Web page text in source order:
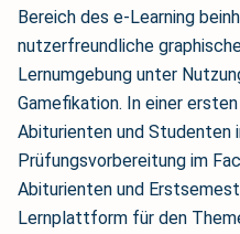
Bereich des e-Learning
nutzerfreundliche
Lernumgebung unter
Gamefikation. In einer
Abiturienten und Studenten
Prüfungsvorbereitung im
Abiturienten und
Lernplattform für den